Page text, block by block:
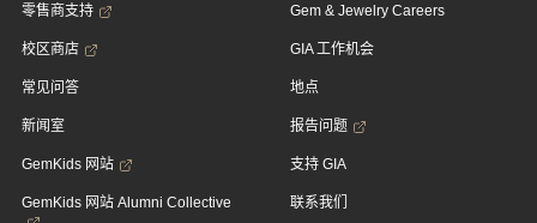
零售商支持
校区商店
常见问答
新闻室
GemKids 网站
GemKids 网站 Alumni Collective
Gem & Jewelry Careers
GIA 工作机会
地点
报告问题
支持 GIA
联系我们